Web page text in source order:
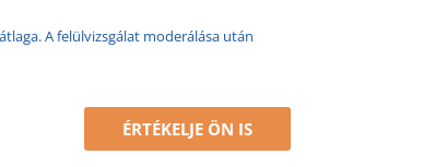
A felülvizsgálat moderálása után
ÉRTÉKELJE ÖN IS